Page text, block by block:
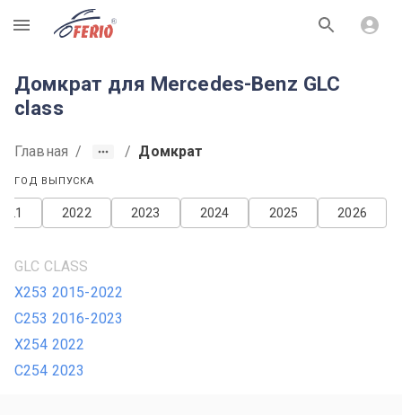
R
Домкрат для Mercedes-Benz GLC
class
Главная / / Домкрат
ГОД ВЫПУСКА
2026
2025
2024
2023
2022
GLC CLASS
X253 2015-2022
C253 2016-2023
X254 2022
C254 2023